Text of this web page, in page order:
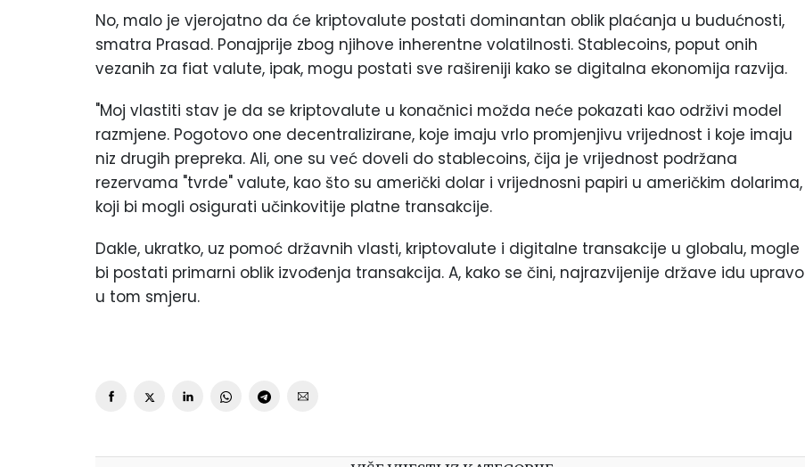
No, malo je vjerojatno da će kriptovalute postati dominantan oblik plaćanja u budućnosti,
smatra Prasad. Ponajprije zbog njihove inherentne volatilnosti. Stablecoins, poput onih
vezanih za fiat valute, ipak, mogu postati sve rašireniji kako se digitalna ekonomija razvija.
"Moj vlastiti stav je da se kriptovalute u konačnici možda neće pokazati kao održivi model
razmjene. Pogotovo one decentralizirane, koje imaju vrlo promjenjivu vrijednost i koje imaju
niz drugih prepreka. Ali, one su već doveli do stablecoins, čija je vrijednost podržana
rezervama "tvrde" valute, kao što su američki dolar i vrijednosni papiri u američkim dolarima,
koji bi mogli osigurati učinkovitije platne transakcije.
Dakle, ukratko, uz pomoć državnih vlasti, kriptovalute i digitalne transakcije u globalu, mogle
bi postati primarni oblik izvođenja transakcija. A, kako se čini, najrazvijenije države idu upravo
u tom smjeru.